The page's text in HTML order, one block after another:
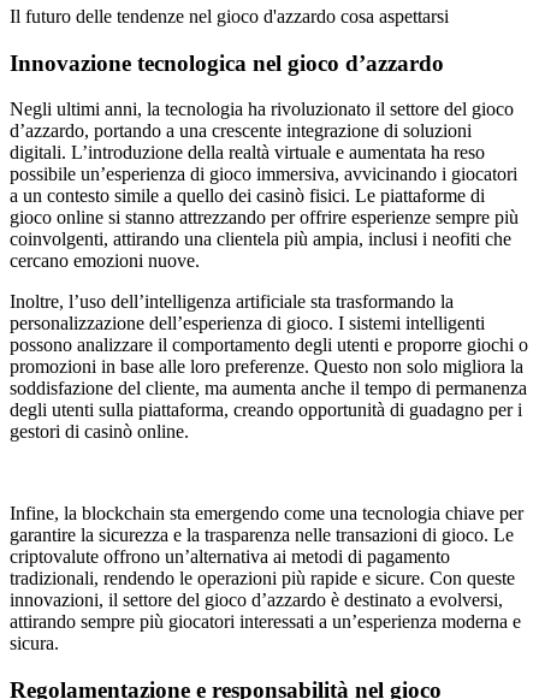
Il futuro delle tendenze nel gioco d'azzardo cosa aspettarsi
Innovazione tecnologica nel gioco d’azzardo
Negli ultimi anni, la tecnologia ha rivoluzionato il settore del gioco
d’azzardo, portando a una crescente integrazione di soluzioni
digitali. L’introduzione della realtà virtuale e aumentata ha reso
possibile un’esperienza di gioco immersiva, avvicinando i giocatori
a un contesto simile a quello dei casinò fisici. Le piattaforme di
gioco online si stanno attrezzando per offrire esperienze sempre più
coinvolgenti, attirando una clientela più ampia, inclusi i neofiti che
cercano emozioni nuove.
Inoltre, l’uso dell’intelligenza artificiale sta trasformando la
personalizzazione dell’esperienza di gioco. I sistemi intelligenti
possono analizzare il comportamento degli utenti e proporre giochi o
promozioni in base alle loro preferenze. Questo non solo migliora la
soddisfazione del cliente, ma aumenta anche il tempo di permanenza
degli utenti sulla piattaforma, creando opportunità di guadagno per i
gestori di casinò online.
Infine, la blockchain sta emergendo come una tecnologia chiave per
garantire la sicurezza e la trasparenza nelle transazioni di gioco. Le
criptovalute offrono un’alternativa ai metodi di pagamento
tradizionali, rendendo le operazioni più rapide e sicure. Con queste
innovazioni, il settore del gioco d’azzardo è destinato a evolversi,
attirando sempre più giocatori interessati a un’esperienza moderna e
sicura.
Regolamentazione e responsabilità nel gioco